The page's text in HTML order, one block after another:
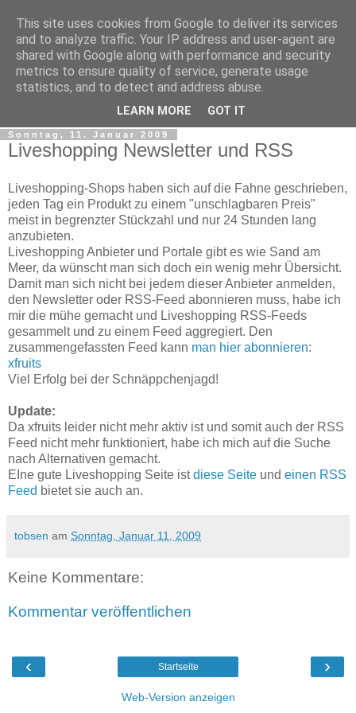
tobsen.de
Dinge die das Leben erleichtern, Wissenswertes, C# und
Sonntag, 11. Januar 2009
Liveshopping Newsletter und RSS
Liveshopping-Shops haben sich auf die Fahne geschrieben,
jeden Tag ein Produkt zu einem "unschlagbaren Preis"
meist in begrenzter Stückzahl und nur 24 Stunden lang
anzubieten.
Liveshopping Anbieter und Portale gibt es wie Sand am
Meer, da wünscht man sich doch ein wenig mehr Übersicht.
Damit man sich nicht bei jedem dieser Anbieter anmelden,
den Newsletter oder RSS-Feed abonnieren muss, habe ich
mir die mühe gemacht und Liveshopping RSS-Feeds
gesammelt und zu einem Feed aggregiert. Den
zusammengefassten Feed kann man hier abonnieren:
xfruits
Viel Erfolg bei der Schnäppchenjagd!
Update:
Da xfruits leider nicht mehr aktiv ist und somit auch der RSS
Feed nicht mehr funktioniert, habe ich mich auf die Suche
nach Alternativen gemacht.
EIne gute Liveshopping Seite istdiese Seite und einen RSS
Feed bietet sie auch an.
tobsen am Sonntag, Januar 11, 2009
Keine Kommentare:
Kommentar veröffentlichen
‹ ›
Startseite
Web-Version anzeigen
This site uses cookies from Google to deliver its services
and to analyze traffic. Your IP address and user-agent are
shared with Google along with performance and security
metrics to ensure quality of service, generate usage
statistics, and to detect and address abuse.
LEARN MORE GOT IT